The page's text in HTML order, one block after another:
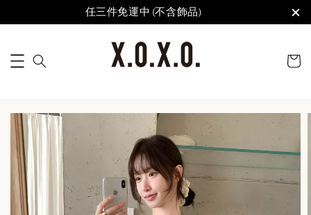
任三件免運中 (不含飾品)